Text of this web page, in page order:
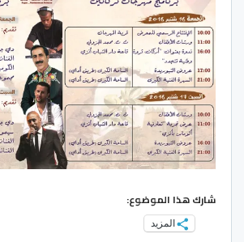
شارك هذا الموضوع:
المزيد